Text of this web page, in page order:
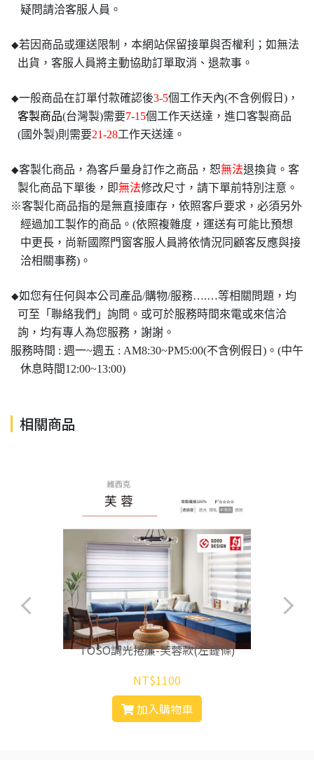
疑問請洽客服人員。
◆若因商品或運送限制，本網站保留接單與否權利；如無法
出貨，客服人員將主動協助訂單取消、退款事。
◆一般商品在訂單付款確認後3-5個工作天內(不含例假日)，
客製商品(台灣製)需要7-15個工作天送達，進口客製商品
(國外製)則需要21-28工作天送達。
◆客製化商品，為客戶量身訂作之商品，恕無法退換貨。客
製化商品下單後，即無法修改尺寸，請下單前特別注意。
※客製化商品指的是無直接庫存，依照客戶要求，必須另外
經過加工製作的商品。(依照複雜度，運送有可能比預想
中更長，尚新國際門窗客服人員將依情況同顧客反應與接
洽相關事務)。
◆如您有任何與本公司產品/購物/服務….…等相關問題，均
可至「聯絡我們」詢問。或可於服務時間來電或來信洽
詢，均有專人為您服務，謝謝。
服務時間 : 週一~週五 : AM8:30~PM5:00(不含例假日)。(中午
休息時間12:00~13:00)
相關商品
TOSO調光捲簾-芙蓉款(左鏈條)
NT$1100
加入購物車